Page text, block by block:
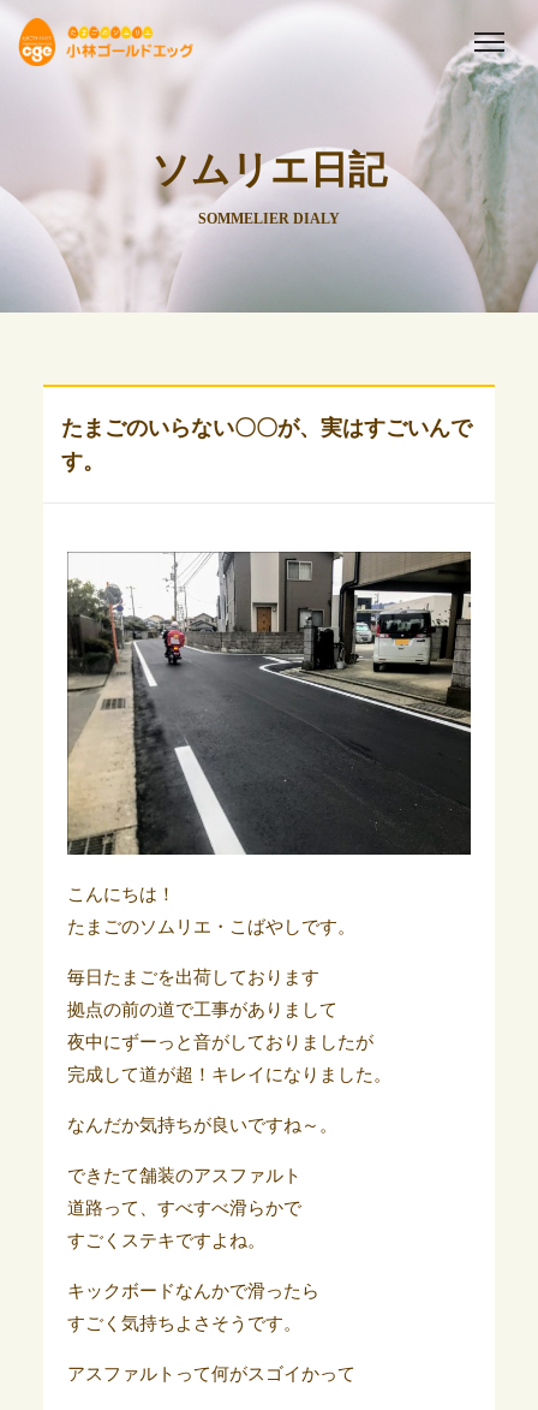
ソムリエ日記
SOMMELIER DIALY
たまごのいらない〇〇が、実はすごいんで
す。
こんにちは！
たまごのソムリエ・こばやしです。
毎日たまごを出荷しております
拠点の前の道で工事がありまして
夜中にずーっと音がしておりましたが
完成して道が超！キレイになりました。
なんだか気持ちが良いですね～。
できたて舗装のアスファルト
道路って、すべすべ滑らかで
すごくステキですよね。
キックボードなんかで滑ったら
すごく気持ちよさそうです。
アスファルトって何がスゴイかって